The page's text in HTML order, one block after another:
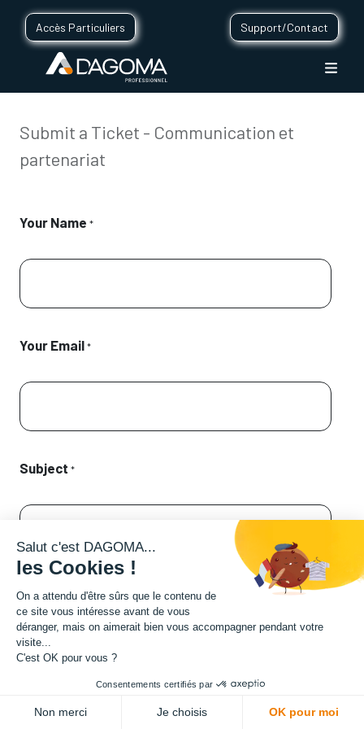
Accès Particuliers Support/Contact
Submit a Ticket - Communication et
partenariat
Your Name *
Your Email *
Subject *
Description
Salut c'est DAGOMA...
les Cookies !
On a attendu d'être sûrs que le contenu de
ce site vous intéresse avant de vous
déranger, mais on aimerait bien vous accompagner pendant votre
visite...
C'est OK pour vous ?
Consentements certifiés par
Non merci Je choisis OK pour moi